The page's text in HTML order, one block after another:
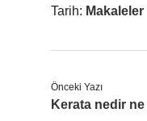
Tarih: Makaleler
Önceki Yazı
Kerata nedir